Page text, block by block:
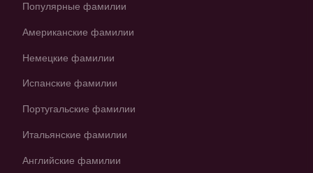
Популярные фамилии
Американские фамилии
Немецкие фамилии
Испанские фамилии
Португальские фамилии
Итальянские фамилии
Английские фамилии